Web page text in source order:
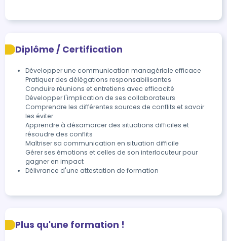
Diplôme / Certification
Développer une communication managériale efficace
Pratiquer des délégations responsabilisantes
Conduire réunions et entretiens avec efficacité
Développer l'implication de ses collaborateurs
Comprendre les différentes sources de conflits et savoir
les éviter
Apprendre à désamorcer des situations difficiles et
résoudre des conflits
Maîtriser sa communication en situation difficile
Gérer ses émotions et celles de son interlocuteur pour
gagner en impact
Délivrance d'une attestation de formation
Plus qu'une formation !